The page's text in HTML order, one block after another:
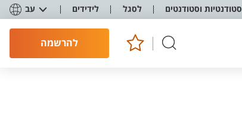
סטודנטיות וסטודנטים לסגל לידידים עב
להרשמה